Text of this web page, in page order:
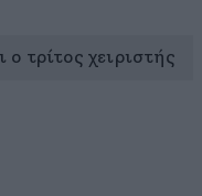
τρίτος χειριστής